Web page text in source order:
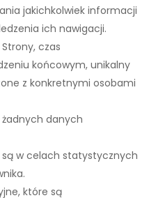
jakichkolwiek informacji
ich nawigacji.
czas
końcowym, unikalny
z konkretnymi osobami
żadnych danych
są w celach statystycznych
które są